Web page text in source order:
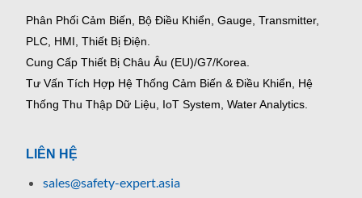
Phân Phối Cảm Biến, Bộ Điều Khiển, Gauge, Transmitter,
PLC, HMI, Thiết Bị Điện.
Cung Cấp Thiết Bị Châu Âu (EU)/G7/Korea.
Tư Vấn Tích Hợp Hệ Thống Cảm Biến & Điều Khiển, Hệ
Thống Thu Thập Dữ Liệu, IoT System, Water Analytics.
LIÊN HỆ
sales@safety-expert.asia